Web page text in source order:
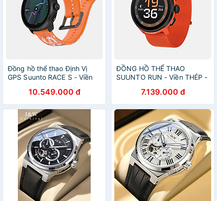
Đồng hồ thể thao Định Vị
GPS Suunto RACE S - Viền
SS051018000
SS051017000
SS051014000
SS051016000
SS051015000
10.549.000 đ
ĐỒNG HỒ THỂ THAO
SUUNTO RUN - Viền THÉP -
mỏng nhẹ - với hơn 34 môn
thể thao khác
7.139.000 đ